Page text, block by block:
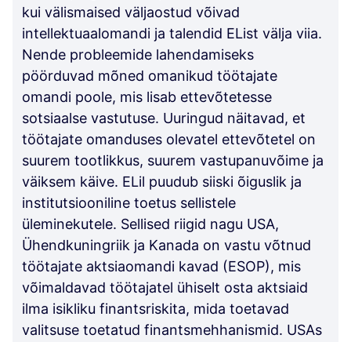
kui välismaised väljaostud võivad
intellektuaalomandi ja talendid EList välja viia.
Nende probleemide lahendamiseks
pöörduvad mõned omanikud töötajate
omandi poole, mis lisab ettevõtetesse
sotsiaalse vastutuse. Uuringud näitavad, et
töötajate omanduses olevatel ettevõtetel on
suurem tootlikkus, suurem vastupanuvõime ja
väiksem käive. ELil puudub siiski õiguslik ja
institutsiooniline toetus sellistele
üleminekutele. Sellised riigid nagu USA,
Ühendkuningriik ja Kanada on vastu võtnud
töötajate aktsiaomandi kavad (ESOP), mis
võimaldavad töötajatel ühiselt osta aktsiaid
ilma isikliku finantsriskita, mida toetavad
valitsuse toetatud finantsmehhanismid. USAs